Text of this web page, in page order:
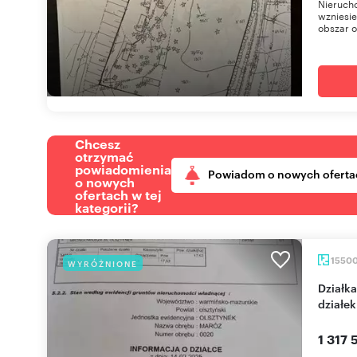
obszar
Chcesz
otrzymać
powiadomienia
o nowych
ofertach w tej
kategorii?
Powiadom o nowych
WYRÓŻNIONE
Działka z lasem, rzeką i możliwością podziału na 7
działek
1 317